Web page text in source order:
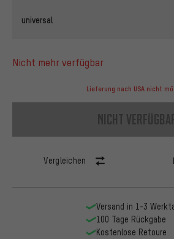
universal
nicht mehr verfügbar
Lieferung nach USA nicht
nicht
Vergleichen
Versand in 1-3
100 Tage Rückgabe
Kostenlose Retoure